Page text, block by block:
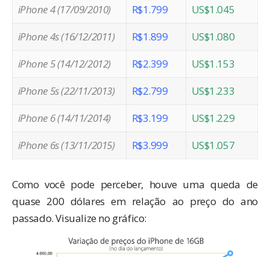
iPhone 4 (17/09/2010)
R$1.799
US$1.045
iPhone 4s (16/12/2011)
R$1.899
US$1.080
iPhone 5 (14/12/2012)
R$2.399
US$1.153
iPhone 5s (22/11/2013)
R$2.799
US$1.233
iPhone 6 (14/11/2014)
R$3.199
US$1.229
iPhone 6s (13/11/2015)
R$3.999
US$1.057
Como você pode perceber, houve uma queda de
quase 200 dólares em relação ao preço do ano
passado. Visualize no gráfico: